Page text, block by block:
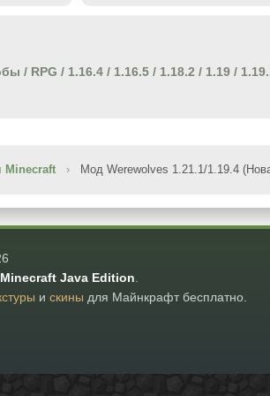
/ RPG / 1.16.4 / 1.16.5 / 1.18.2 / 1.19 /
› Мод Werewolves 1.21.1/1.19.4
Minecraft Java Edition
и скины для Майнкрафт бесплатно.